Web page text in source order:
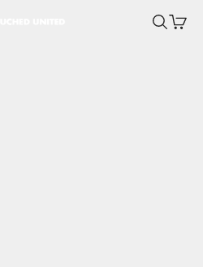
搜尋購物車